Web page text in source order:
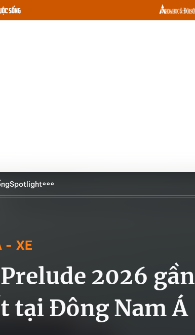
Spotlight
- XE
2026 gần
tại Đông Nam Á